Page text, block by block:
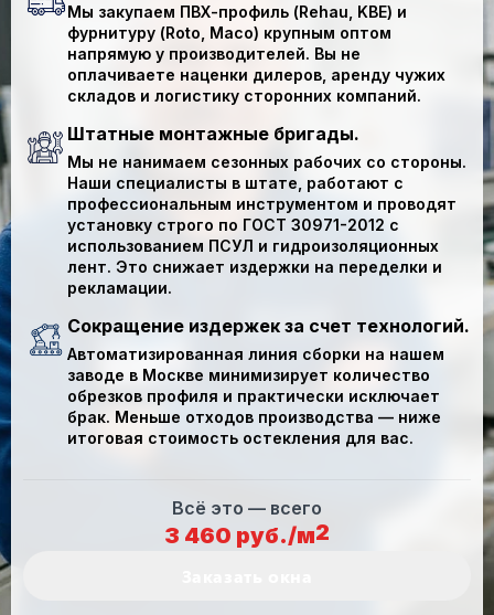
Мы закупаем ПВХ-профиль (Rehau, KBE) и
фурнитуру (Roto, Maco) крупным оптом
напрямую у производителей. Вы не
оплачиваете наценки дилеров, аренду чужих
складов и логистику сторонних компаний.
Штатные монтажные бригады.
Мы не нанимаем сезонных рабочих со стороны.
Наши специалисты в штате, работают с
профессиональным инструментом и проводят
установку строго по ГОСТ 30971-2012 с
использованием ПСУЛ и гидроизоляционных
лент. Это снижает издержки на переделки и
рекламации.
Сокращение издержек за счет технологий.
Автоматизированная линия сборки на нашем
заводе в Москве минимизирует количество
обрезков профиля и практически исключает
брак. Меньше отходов производства — ниже
итоговая стоимость остекления для вас.
Всё это — всего
3 460 руб./м2